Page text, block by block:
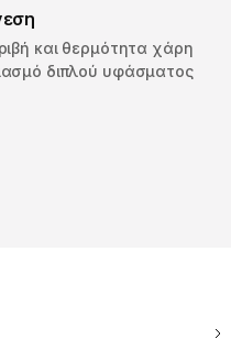
και θερμότητα χάρη
διπλού υφάσματος